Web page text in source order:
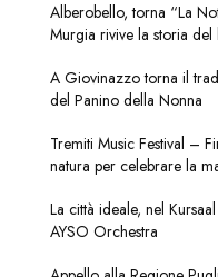
Alberobello, torna “La
Murgia rivive la storia
A Giovinazzo torna il
del Panino della Nonna
Tremiti Music Festival –
natura per celebrare la
La città ideale, nel
AYSO Orchestra